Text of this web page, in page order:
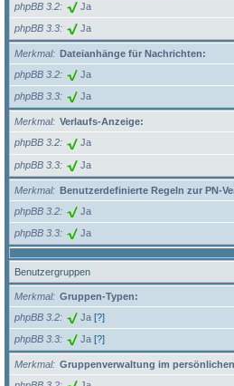
phpBB 3.2
Ja
phpBB 3.3 Ja
Merkmal
Dateianhänge für Nachrichten:
phpBB 3.2
Ja
phpBB 3.3 Ja
Merkmal
Verlaufs-Anzeige:
phpBB 3.2
Ja
phpBB 3.3 Ja
Merkmal
Benutzerdefinierte Regeln zur PN-
phpBB 3.2
Ja
phpBB 3.3 Ja
Benutzergruppen
Merkmal
Gruppen-Typen:
phpBB 3.2
Ja [?]
phpBB 3.3 Ja [?]
Merkmal
Gruppenverwaltung im